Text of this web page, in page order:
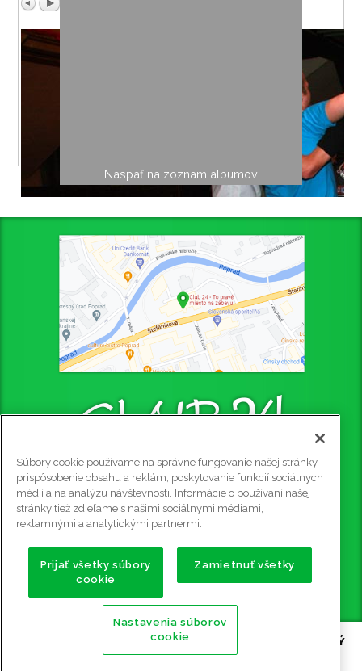
Naspäť na zoznam albumov
CLUB 24 - PUB
Štefániková 4445/4, 058 01 Poprad, 2. poschodie
Rezervácie na tel. č.: 0915 905 081
e-mail:club24@club24.sk
GPS súradnice:
49.056911 N (49° 3' 25.2'' N)
20.302600 E (20° 18' 9.36'' E)
2009 - 2026 CLUB 24 - PUB, BILLIARD, STOLNÝ
FUTBAL, ŠÍPKY POPRAD| Všetky práva vyhradené |
Súbory cookie používame na správne fungovanie našej stránky,
prispôsobenie obsahu a reklám, poskytovanie funkcií sociálnych
médií a na analýzu návštevnosti. Informácie o používaní našej
stránky tiež zdieľame s našimi sociálnymi médiami,
reklamnými a analytickými partnermi.
Prijať všetky súbory
cookie
Zamietnuť všetky
Nastavenia súborov
cookie